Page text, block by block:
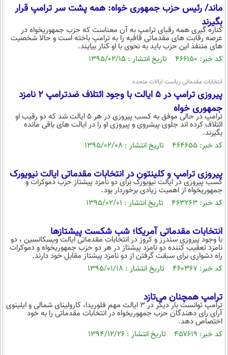
ماند/ رئیس حزب جمهوری خواه: همه پشت سر ترامپ قرار
بگیرند
کناره گیری همه رقبای ترامپ به آن معناست که حزب جمهوریخواه در
عرصه رقابت های مقدماتی قافیه را به ترامپ باخته است و حالا شخصیت
های متنفذ این حزب باید به نحوی با او کنار بیایند.
کد خبر: ۴۶۶۱۵۰ تاریخ انتشار : ۱۳۹۵/۰۲/۱۵
انتخابات مقدماتی ریاست ایالات متحده
پیروزی ترامپ در 5 ایالت با وجود ائتلاف ضدترامپ 2 نامزد
جمهوری خواه
ترامپ در حالی موفق به کسب پیروزی در هر 5 ایالت شد که دو رقیب او
ائتلاف کرده اند جلوی پیشروی و پیروزی او را در ایالت های باقی مانده
بگیرند.
کد خبر: ۴۶۴۶۵۵ تاریخ انتشار : ۱۳۹۵/۰۲/۰۸
پیروزی ترامپ و کلینتون در انتخابات مقدماتی ایالت نیویورک
کسب پیروزی در ایالت نیویورک برای دو نامزد پیشتاز حزب دموکرات و
جمهوریخواه از اهمیت زیادی برخوردار بود.
کد خبر: ۴۶۳۲۶۳ تاریخ انتشار : ۱۳۹۵/۰۲/۰۱
انتخابات مقدماتی آمریکا؛ شب شکست پیشتازها
با وجود پیروزی سندرز و کروز در انتخابات مقدماتی ایالت ویسکانسین ، دو
نامزد تعقیب کننده دو نامزد پیشتاز در هر دو حزب جمهوریخواه و دموکرات
راه دشواری برای سبقت گرفتن از دو نامزد پیشتاز مقابل خود دارند.
کد خبر: ۴۶۰۳۶۷ تاریخ انتشار : ۱۳۹۵/۰۱/۱۸
ترامپ همچنان می‌تازد
ترامپ توانست بار دیگر در 3 ایالت مهم فلوریدا، کارولینای شمالی و ایلینوی
آرای رای دهندگان حزب جمهوریخواه در انتخابات مقدماتی را به خود
اختصاص دهد.
کد خبر: ۴۵۷۶۱۹ تاریخ انتشار : ۱۳۹۴/۱۲/۲۶